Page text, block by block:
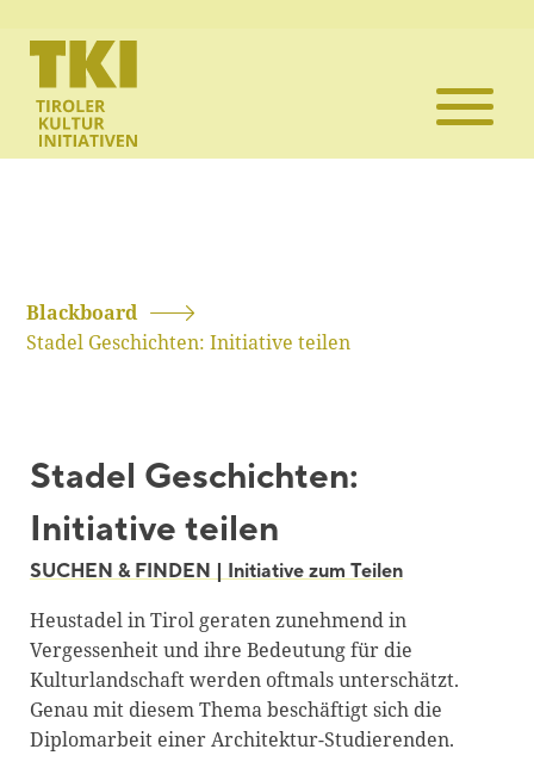
Blackboard
Stadel Geschichten: Initiative teilen
Stadel Geschichten:
Initiative teilen
SUCHEN & FINDEN | Initiative zum Teilen
Heustadel in Tirol geraten zunehmend in
Vergessenheit und ihre Bedeutung für die
Kulturlandschaft werden oftmals unterschätzt.
Genau mit diesem Thema beschäftigt sich die
Diplomarbeit einer Architektur-Studierenden.
Die TKI
Mitglieder
Blackboard
Bibliothek
Presse
Newsletter
Glossar